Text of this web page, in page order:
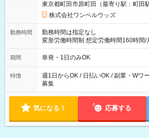
東京都町田市原町田（最寄り駅：町田駅
株式会社ワンベルウッズ
勤務時間
勤務時間は指定なし
変形労働時間制 想定労働時間160時間/月 【シフト例】 ・8：
～21：00
期間 単発・1日のみOK
特徴
週1日からOK / 日払いOK / 副業・Wワ
募集
気になる！ 応募する